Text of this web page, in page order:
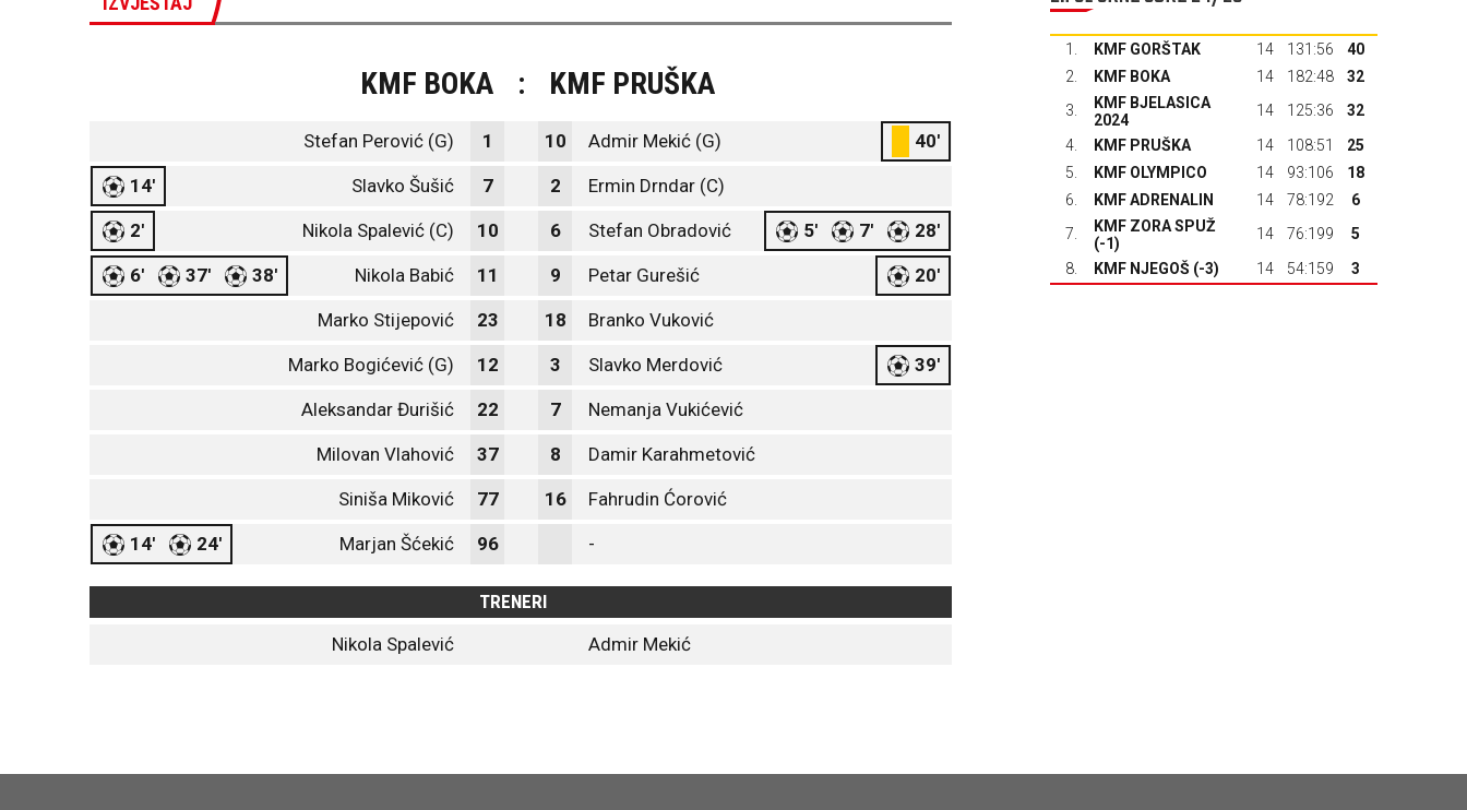
KMF BOKA : KMF PRUŠKA
Stefan Perović (G) 1 10 Admir Mekić (G) 40'
14' Slavko Šušić 7 2 Ermin Drndar (C)
2' Nikola Spalević (C) 10 6 Stefan Obradović 5' 7' 28'
6' 37' 38' Nikola Babić 11 9 Petar Gurešić 20'
Marko Stijepović 23 18 Branko Vuković
Marko Bogićević (G) 12 3 Slavko Merdović 39'
Aleksandar Đurišić 22 7 Nemanja Vukićević
Milovan Vlahović 37 8 Damir Karahmetović
Siniša Miković 77 16 Fahrudin Ćorović
14' 24' Marjan Šćekić 96 -
TRENERI
Nikola Spalević
Admir Mekić
1. KMF GORŠTAK 14 131:56
40
2.
KMF BOKA 14 182:48
32
3.
KMF BJELASICA
2024
14 125:36
32
4.
KMF PRUŠKA 14 108:51
25
5.
KMF OLYMPICO 14 93:106
18
6.
KMF ADRENALIN 14 78:192
6
7.
KMF ZORA SPUŽ
(-1)
14 76:199
5
8.
KMF NJEGOŠ (-3) 14 54:159 3